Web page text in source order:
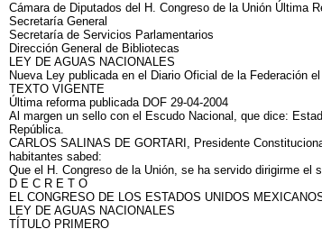
Cámara de Diputados del H. Congreso de la Unión Última
Secretaría General
Secretaría de Servicios Parlamentarios
Dirección General de Bibliotecas
LEY DE AGUAS NACIONALES
Nueva Ley publicada en el Diario Oficial de la Federación
TEXTO VIGENTE
Última reforma publicada DOF 29-04-2004
Al margen un sello con el Escudo Nacional, que dice:
República.
CARLOS SALINAS DE GORTARI, Presidente
habitantes sabed:
Que el H. Congreso de la Unión, se ha servido dirigirme el
D E C R E T O
EL CONGRESO DE LOS ESTADOS UNIDOS
LEY DE AGUAS NACIONALES
TÍTULO PRIMERO